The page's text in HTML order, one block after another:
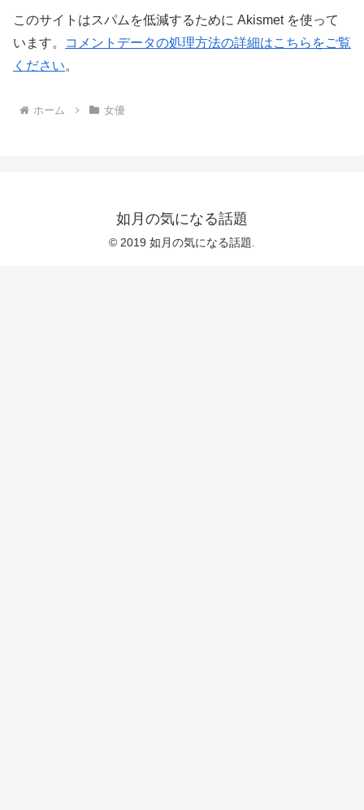
このサイトはスパムを低減するために Akismet を使って
います。
コメントデータの処理方法の詳細はこちらをご覧
ください。
ホーム 女優
如月の気になる話題
© 2019 如月の気になる話題.